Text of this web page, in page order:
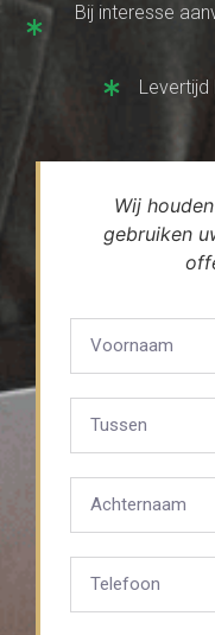
Bij interesse
Levertijd
Wij
gebruiken